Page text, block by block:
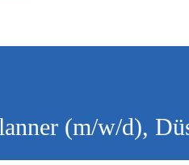
(m/w/d),